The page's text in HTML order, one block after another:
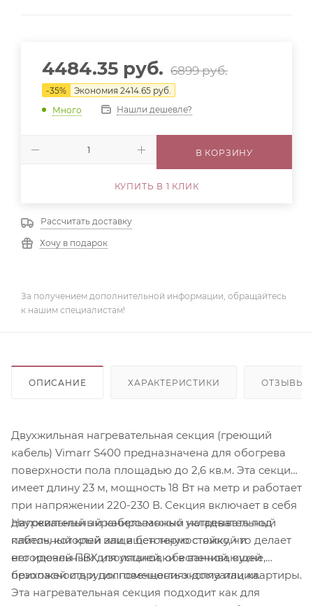
4484.35 руб. 6899руб.
-35% Экономия 2414.65 руб.
Много
Нашли дешевле?
В КОРЗИНУ
КУПИТЬ В 1 КЛИК
Рассчитать доставку
Хочу в подарок
За получением дополнительной информации, обращайтесь
к нашим специалистам!
ОПИСАНИЕ ХАРАКТЕРИСТИКИ ОТЗЫВЫ
Двухжильная нагревательная секция (греющий
кабель) Vimarr S400 предназначена для обогрева
поверхности пола площадью до 2,6 кв.м. Эта секция
имеет длину 23 м, мощность 18 Вт на метр и работает
при напряжении 220-230 В. Секция включает в себя
двухжильный экранированный нагревательный
кабель, который защищен термостойкой и
негорючей ПВХ изоляцией, обеспечивающей
безопасность и долговечность эксплуатации.
Нагревательный кабель можно укладывать под
плиточный клей или в бетонную стяжку, что делает
его идеальным для установки в ванной, кухне,
прихожей и других помещениях дома или квартиры.
Эта нагревательная секция подходит как для